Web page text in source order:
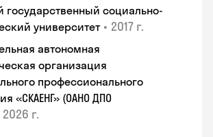
государственный социально-
университет • 2017 г.
автономная
организация
профессионального
«СКАЕНГ» (ОАНО ДПО
2026 г.